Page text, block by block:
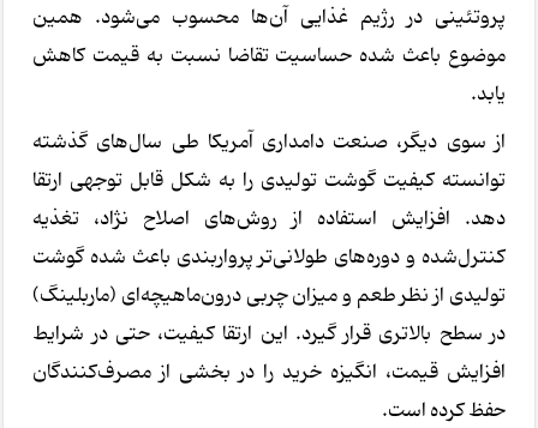
پروتئینی در رژیم غذایی آن‌ها محسوب می‌شود. همین
موضوع باعث شده حساسیت تقاضا نسبت به قیمت کاهش
یابد.
از سوی دیگر، صنعت دامداری آمریکا طی سال‌های گذشته
توانسته کیفیت گوشت تولیدی را به شکل قابل توجهی ارتقا
دهد. افزایش استفاده از روش‌های اصلاح نژاد، تغذیه
کنترل‌شده و دوره‌های طولانی‌تر پرواربندی باعث شده گوشت
تولیدی از نظر طعم و میزان چربی درون‌ماهیچه‌ای (ماربلینگ)
در سطح بالاتری قرار گیرد. این ارتقا کیفیت، حتی در شرایط
افزایش قیمت، انگیزه خرید را در بخشی از مصرف‌کنندگان
حفظ کرده است.